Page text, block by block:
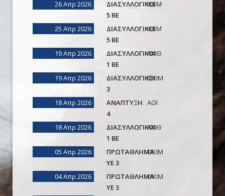
26 Απρ 2026
ΔΙΑΣΥΛΛΟΓΙΚΟΙ
5 ΒΕ
ΙΚΕΜ
25 Απρ 2026
ΔΙΑΣΥΛΛΟΓΙΚΟΙ
5 ΒΕ
ΙΚΕΜ
19 Απρ 2026
ΔΙΑΣΥΛΛΟΓΙΚΟΙ
1 ΒΕ
ΑΚΙΘ
19 Απρ 2026
ΔΙΑΣΥΛΛΟΓΙΚΟΙ
3
ΟΚΙΜ
18 Απρ 2026
ΑΝΑΠΤΥΞΗ
4
AOI
18 Απρ 2026
ΔΙΑΣΥΛΛΟΓΙΚΟΙ
1 ΒΕ
ΑΚΙΘ
05 Απρ 2026
ΠΡΩΤΑΘΛΗΜΑ
ΥΕ 3
ΟΚΙΜ
04 Απρ 2026
ΠΡΩΤΑΘΛΗΜΑ
ΥΕ 3
ΟΚΙΜ